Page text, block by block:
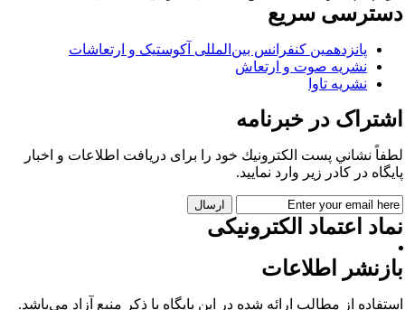
سریع
پانزدهمین کنفرانس بین‌المللی آکوستیک و ارتعاشات
نشریه صوت و ارتعاش
نشریه تاوا
در خبرنامه
نشاني پست الكترونيك خود را برای دريافت اطلاعات و اخبار
در كادر زير وارد نمایید.
اعتماد الکترونیکی
اطلاعات
از مطالب ارائه شده در این پایگاه با ذکر منبع آزاد می‌باشد.